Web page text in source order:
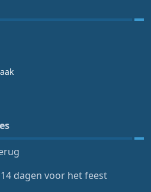
dagen voor het feest